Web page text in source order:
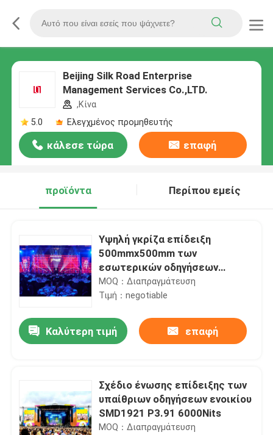
Beijing Silk Road Enterprise
Management Services Co.,LTD.
,Κίνα
5.0
Ελεγχμένος προμηθευτής
κάλεσε τώρα επαφή
προϊόντα Περίπου εμείς
Υψηλή γκρίζα επίδειξη
500mmx500mm των
εσωτερικών οδηγήσεων
ενοικίου επιπέδων 1200Nits
P3.91 επιτροπή
MOQ：Διαπραγμάτευση
Τιμή：negotiable
Καλύτερη τιμή επαφή
Σχέδιο ένωσης επίδειξης των
υπαίθριων οδηγήσεων ενοικίου
SMD1921 P3.91 6000Nits
MOQ：Διαπραγμάτευση